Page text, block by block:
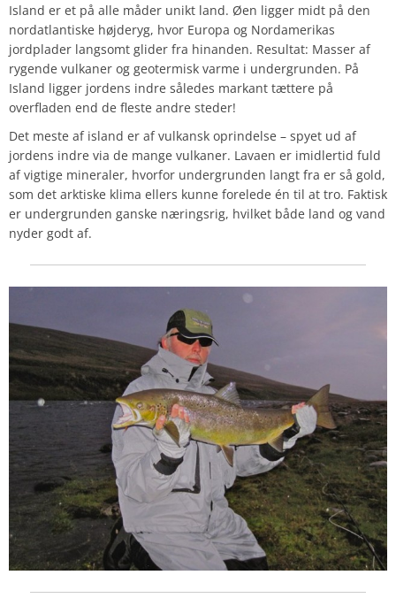
Island er et på alle måder unikt land. Øen ligger midt på den
nordatlantiske højderyg, hvor Europa og Nordamerikas
jordplader langsomt glider fra hinanden. Resultat: Masser af
rygende vulkaner og geotermisk varme i undergrunden. På
Island ligger jordens indre således markant tættere på
overfladen end de fleste andre steder!
Det meste af island er af vulkansk oprindelse – spyet ud af
jordens indre via de mange vulkaner. Lavaen er imidlertid fuld
af vigtige mineraler, hvorfor undergrunden langt fra er så gold,
som det arktiske klima ellers kunne forelede én til at tro. Faktisk
er undergrunden ganske næringsrig, hvilket både land og vand
nyder godt af.